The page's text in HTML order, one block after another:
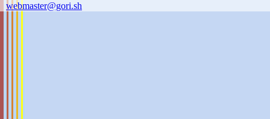
webmaster@gori.sh